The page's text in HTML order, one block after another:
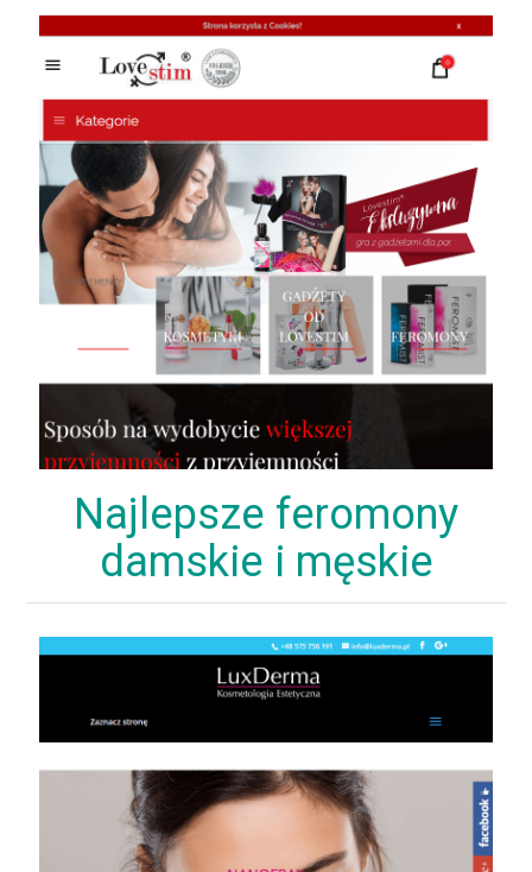
Najlepsze feromony
damskie i męskie